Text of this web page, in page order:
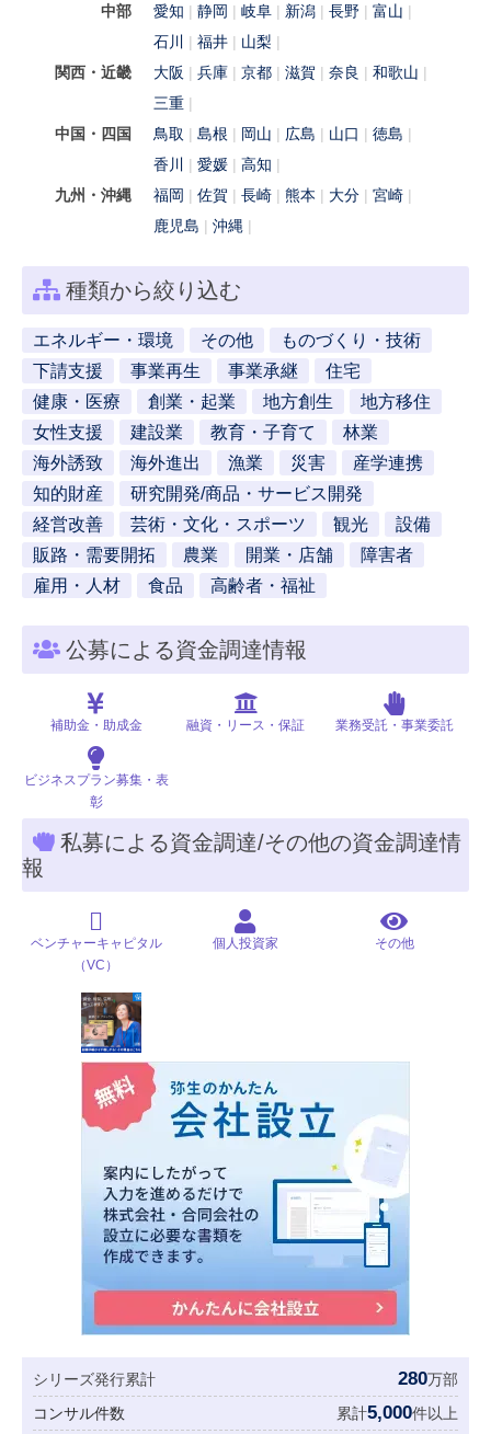
中部
愛知 静岡 岐阜 新潟 長野
富山
石川
福井
山梨
関西・近畿
大阪 兵庫 京都 滋賀 奈良
和歌山
三重
中国・四国
鳥取 島根 岡山 広島 山口
徳島
香川
愛媛
高知
九州・沖縄
福岡 佐賀 長崎 熊本 大分
宮崎
鹿児島
沖縄
種類から絞り込む
エネルギー・環境 その他
ものづくり・技術
下請支援
事業再生 事業承継
住宅
健康・医療
創業・起業 地方創生
地方移住
女性支援
建設業 教育・子育て
林業
海外誘致
海外進出 漁業 災害
産学連携
知的財産
研究開発/商品・サービス開発
経営改善
芸術・文化・スポーツ 観光
設備
販路・需要開拓
農業 開業・店舗
障害者
雇用・人材
食品 高齢者・福祉
公募による資金調達情報
補助金・助成金 融資・リース・保証 業務受託・事業委託
ビジネスプラン募集・表
彰
私募による資金調達/その他の資金調達情
報
ベンチャーキャピタル
（VC）
個人投資家 その他
シリーズ発行累計 280万部
コンサル件数
累計5,000件以上